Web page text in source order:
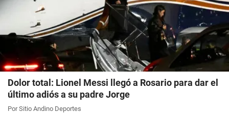
Dolor total: Lionel Messi llegó a Rosario para dar el
último adiós a su padre Jorge
Por Sitio Andino Deportes